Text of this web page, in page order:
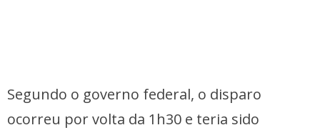
Segundo o governo federal, o disparo
ocorreu por volta da 1h30 e teria sido